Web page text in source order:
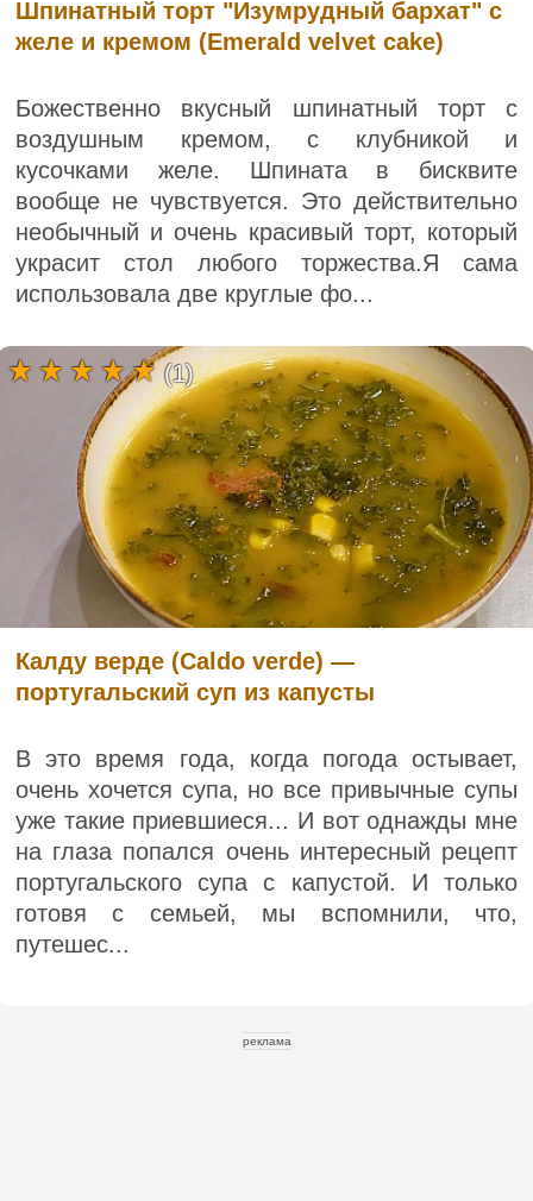
Шпинатный торт "Изумрудный бархат" с
желе и кремом (Emerald velvet cake)
Божественно вкусный шпинатный торт с
воздушным кремом, с клубникой и
кусочками желе. Шпината в бисквите
вообще не чувствуется. Это действительно
необычный и очень красивый торт, который
украсит стол любого торжества.Я сама
использовала две круглые фо...
Калду верде (Caldo verde) —
португальский суп из капусты
В это время года, когда погода остывает,
очень хочется супа, но все привычные супы
уже такие приевшиеся... И вот однажды мне
на глаза попался очень интересный рецепт
португальского супа с капустой. И только
готовя с семьей, мы вспомнили, что,
путешес...
(1)
реклама